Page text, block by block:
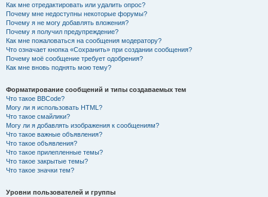
Как мне отредактировать или удалить опрос?
Почему мне недоступны некоторые форумы?
Почему я не могу добавлять вложения?
Почему я получил предупреждение?
Как мне пожаловаться на сообщения модератору?
Что означает кнопка «Сохранить» при создании сообщения?
Почему моё сообщение требует одобрения?
Как мне вновь поднять мою тему?
Форматирование сообщений и типы создаваемых тем
Что такое BBCode?
Могу ли я использовать HTML?
Что такое смайлики?
Могу ли я добавлять изображения к сообщениям?
Что такое важные объявления?
Что такое объявления?
Что такое прилепленные темы?
Что такое закрытые темы?
Что такое значки тем?
Уровни пользователей и группы